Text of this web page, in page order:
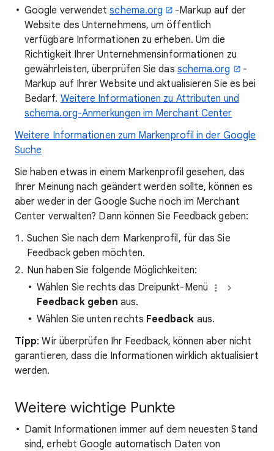
Google verwendetschema.org
-Markup auf der
Website des Unternehmens, um öffentlich
verfügbare Informationen zu erheben. Um die
Richtigkeit Ihrer Unternehmensinformationen zu
gewährleisten, überprüfen Sie das schema.org
-
Markup auf Ihrer Website und aktualisieren Sie es bei
Bedarf. Weitere Informationen zu Attributen und
schema.org-Anmerkungen im Merchant Center
Weitere Informationen zum Markenprofil in der Google
Suche
Sie haben etwas in einem Markenprofil gesehen, das
Ihrer Meinung nach geändert werden sollte, können es
aber weder in der Google Suche noch im Merchant
Center verwalten? Dann können Sie Feedback geben:
Suchen Sie nach dem Markenprofil, für das Sie
Feedback geben möchten.
Nun haben Sie folgende Möglichkeiten:
Wählen Sie rechts das Dreipunkt-Menü
Feedback geben aus.
Wählen Sie unten rechts Feedback aus.
Tipp: Wir überprüfen Ihr Feedback, können aber nicht
garantieren, dass die Informationen wirklich aktualisiert
werden.
Weitere wichtige Punkte
Damit Informationen immer auf dem neuesten Stand
sind, erhebt Google automatisch Daten von